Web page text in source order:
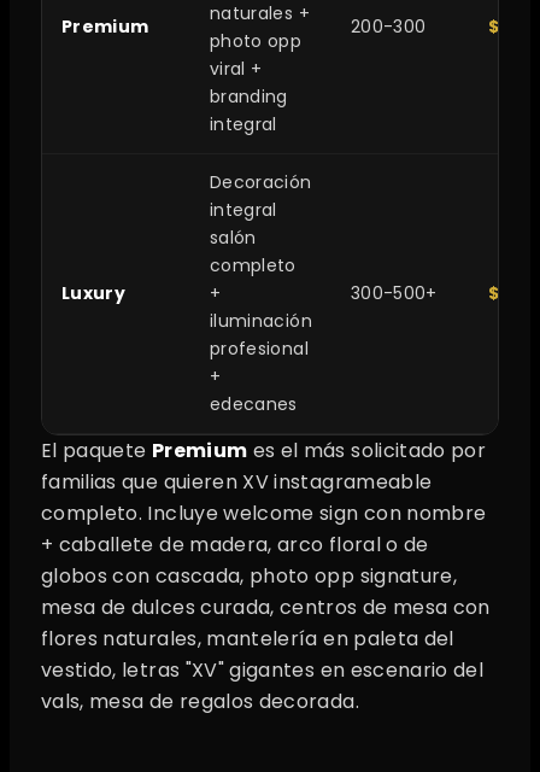
Premium
naturales +
photo opp
viral +
branding
integral
200-300
Luxury
Decoración
integral
salón
completo
+
iluminación
profesional
+
edecanes
300-500+
El paquete Premium es el más solicitado por
familias que quieren XV instagrameable
completo. Incluye welcome sign con nombre
+ caballete de madera, arco floral o de
globos con cascada, photo opp signature,
mesa de dulces curada, centros de mesa con
flores naturales, mantelería en paleta del
vestido, letras "XV" gigantes en escenario del
vals, mesa de regalos decorada.